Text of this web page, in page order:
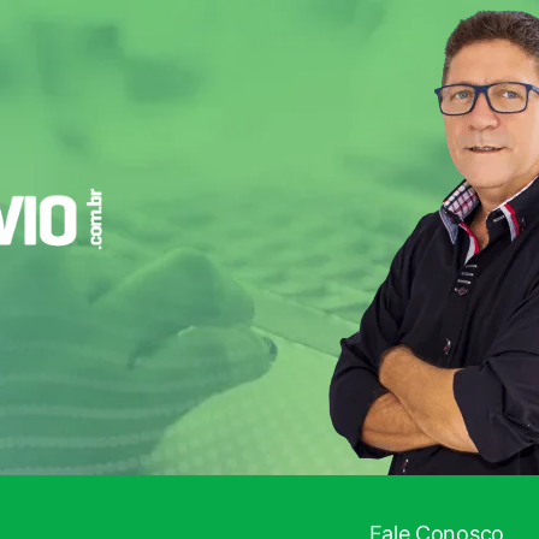
Fale Conosco